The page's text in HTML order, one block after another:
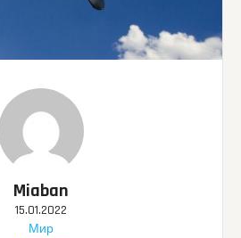
Miaban
15.01.2022
Мир